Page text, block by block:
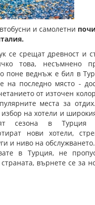
и самолетни
се срещат древност и
това, несъмнено
поне веднъж е бил в
на последно място -
от източен
места за
на хотели и
сезона в Турция
нови хотели,
и ниво на обслужването.
в Турция, не
върнете се за